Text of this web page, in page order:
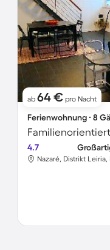
ab 64 € pro Nacht
Ferienwohnung ∙ 8
4.7
Nazaré, Distrikt Leiria,